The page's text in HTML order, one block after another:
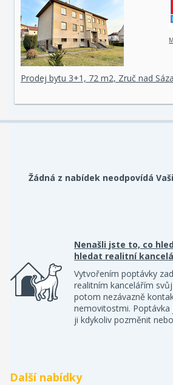
Prodej bytu 3+1, 72 m2, Zruč nad
Žádná z nabídek neodpovídá
Nenašli jste to, co
hledat realitní
Vytvořením poptávky
realitním kancelářím
potom nezávazně
nemovitostmi. Poptávka
ji kdykoliv pozměnit
Další nabídky